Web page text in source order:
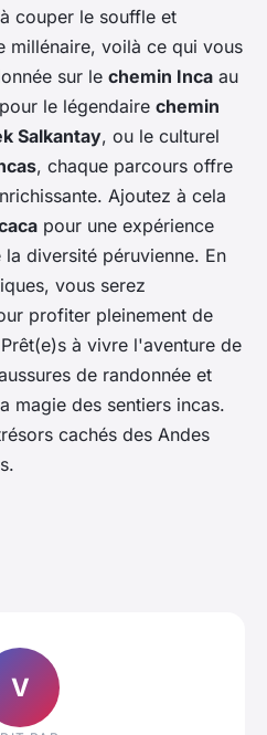
couper le souffle et
millénaire, voilà ce qui vous
sur le chemin Inca au
le légendaire chemin
Salkantay, ou le culturel
, chaque parcours offre
Ajoutez à cela
pour une expérience
diversité péruvienne. En
vous serez
profiter pleinement de
à vivre l'aventure de
de randonnée et
magie des sentiers incas.
cachés des Andes
V